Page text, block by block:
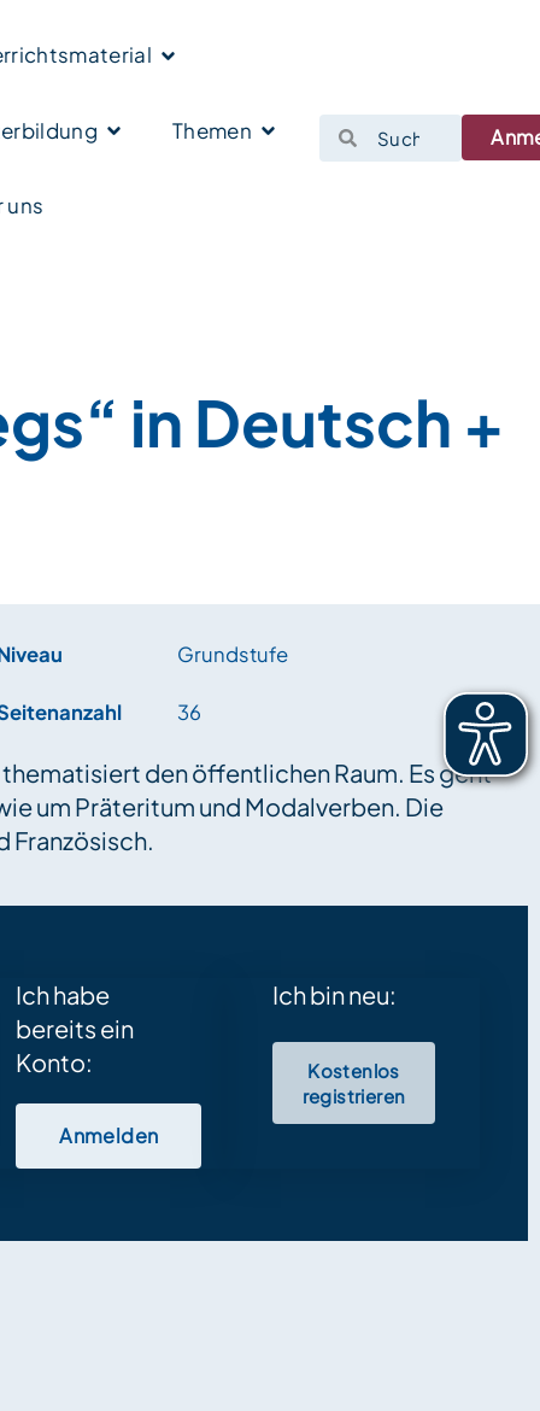
Themen
uns
in Deutsch +
Grundstufe
36
den öffentlichen Raum. Es geht
um Präteritum und Modalverben. Die
Französisch.
Ich habe
bereits ein
Konto:
Anmelden
Ich bin neu:
Kostenlos
registrieren